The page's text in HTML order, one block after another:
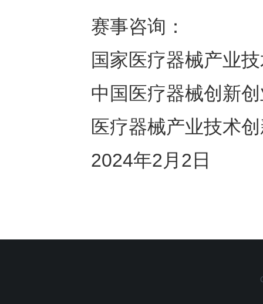
赛事咨询：
国家医疗器械产业
中国医疗器械创新
医疗器械产业技术
2024年2月2日